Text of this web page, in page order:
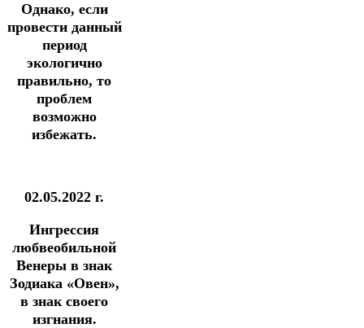
Однако, если
провести данный
период
экологично
правильно, то
проблем
возможно
избежать.
02.05.2022 г.
Ингрессия
любвеобильной
Венеры в знак
Зодиака «Овен»,
в знак своего
изгнания.